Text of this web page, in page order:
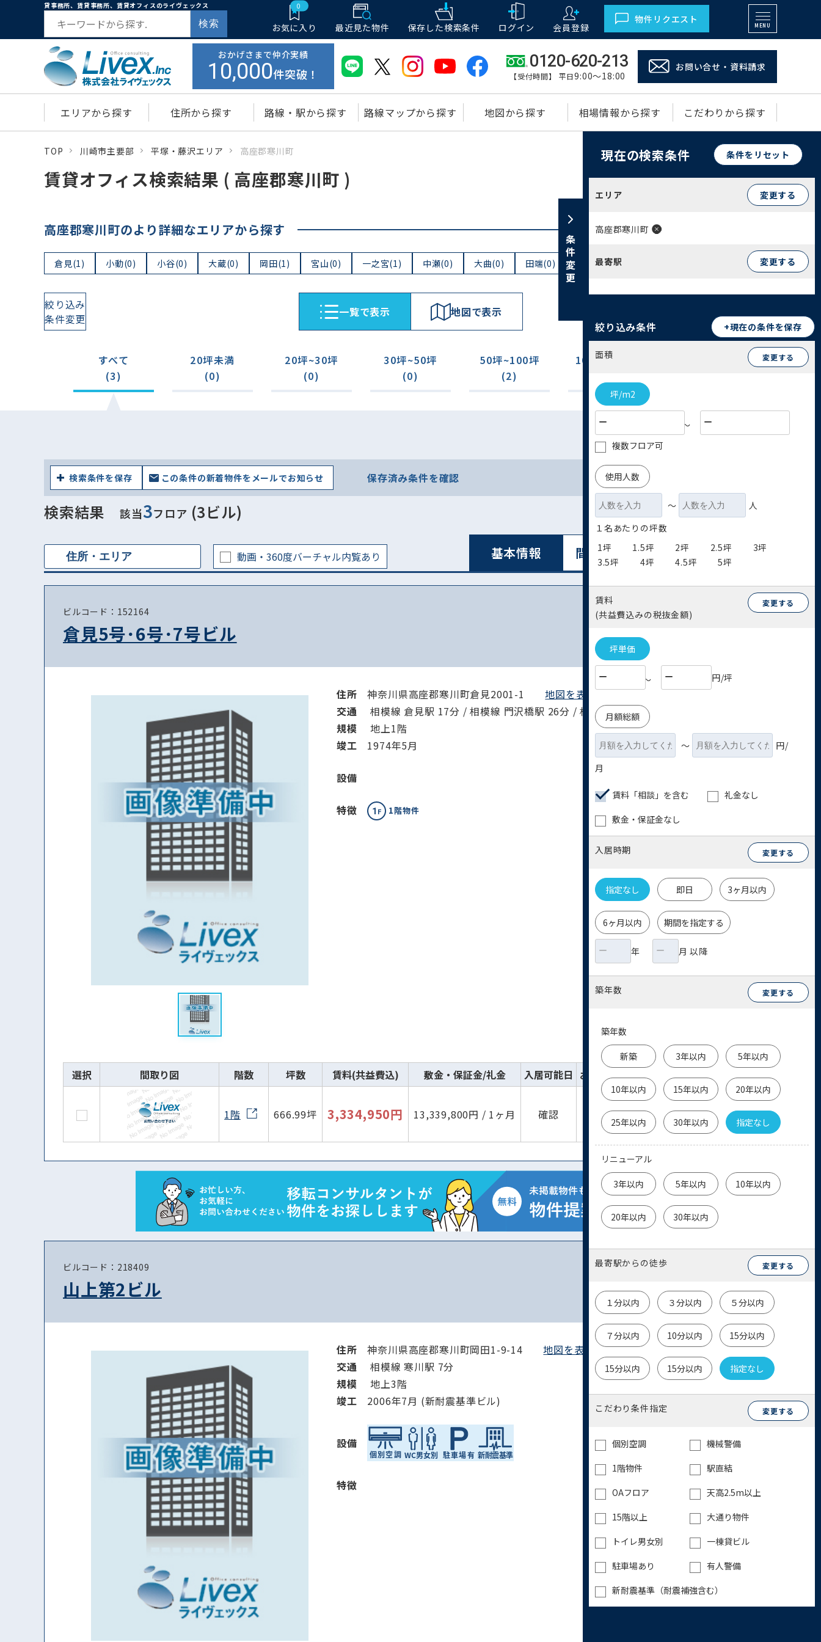
貸事務所、賃貸事務所、賃貸オフィスのライヴェックス
検索
0
お気に入り 最近見た物件 保存した検索条件 ログイン 会員登録
物件リクエスト
MENU
おかげさまで仲介実績
10,000件突破！
0120-620-213
【受付時間】 平日9:00～18:00
お問い合せ・資料請求
エリアから探す 住所から探す 路線・駅から探す 路線マップから探す 地図から探す 相場情報から探す こだわりから探す
TOP 川崎市主要部 平塚・藤沢エリア 高座郡寒川町
条件変更
現在の検索条件 条件をリセット
エリア 変更する
高座郡寒川町
最寄駅 変更する
絞り込み条件 +現在の条件を保存
面積 変更する
坪/m2
〜
複数フロア可
使用人数
〜
人
１名あたりの坪数
1坪
1.5坪 2坪 2.5坪
3坪
3.5坪
4坪 4.5坪 5坪
賃料
(共益費込みの税抜金額)
変更する
坪単価
〜 円/坪
月額総額
〜
円/
月
賃料「相談」を含む
礼金なし
敷金・保証金なし
入居時期 変更する
指定なし 即日 3ヶ月以内
6ヶ月以内 期間を指定する
年 月 以降
築年数 変更する
築年数
新築 3年以内 5年以内
10年以内 15年以内 20年以内
25年以内 30年以内 指定なし
リニューアル
3年以内 5年以内 10年以内
20年以内 30年以内
最寄駅からの徒歩 変更する
１分以内 ３分以内 ５分以内
７分以内 10分以内 15分以内
15分以内 15分以内 指定なし
こだわり条件指定 変更する
個別空調
機械警備
1階物件
駅直結
OAフロア
天高2.5m以上
15階以上
大通り物件
トイレ男女別
一棟貸ビル
駐車場あり
有人警備
新耐震基準（耐震補強含む）
住所
から探す
路線・駅
から探す
条件を絞り込む
賃貸オフィス検索結果 ( 高座郡寒川町 )
高座郡寒川町のより詳細なエリアから探す
倉見(1) 小動(0) 小谷(0) 大蔵(0) 岡田(1) 宮山(0) 一之宮(1) 中瀬(0) 大曲(0) 田端(0)
絞り込み
条件変更
⼀覧で表⽰ 地図で表⽰
すべて
(3)
20坪未満
(0)
20坪~30坪
(0)
30坪~50坪
(0)
50坪~100坪
(2)
100坪~200坪
検索条件を保存 この条件の新着物件をメールでお知らせ 保存済み条件を確認
検索結果 該当3フロア (3ビル)
動画・360度バーチャル内覧あり 基本情報 間取り図表⽰ リスト表⽰
ビルコード：152164
倉見5号･6号･7号ビル
住所神奈川県高座郡寒川町倉見2001-1地図を表示 ▶︎
交通
相模線 倉見駅 17分 / 相模線 門沢橋駅 26分 / 相模線 宮山駅 27分
規模
地上1階
竣⼯ 1974年5月
設備
特徴 1階物件
選択 間取り図 階数 坪数 賃料(共益費込) 敷金・保証金/礼金 入居可能日 お気に入り 詳細 お問い合わせ
1階 666.99坪 3,334,950円 13,339,800円 / 1ヶ月 確認
詳細を
見る
お問い合わせ
ビルコード：218409
山上第2ビル
住所神奈川県高座郡寒川町岡田1-9-14地図を表示 ▶︎
交通
相模線 寒川駅 7分
規模
地上3階
竣⼯ 2006年7月 (新耐震基準ビル)
設備
特徴